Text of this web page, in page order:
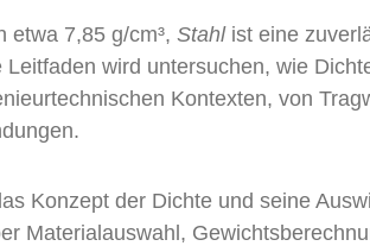
etwa 7,85 g/cm³, Stahlist eine
Leitfaden wird untersuchen, wie
Kontexten, von
Konzept der Dichte und seine
Materialauswahl,